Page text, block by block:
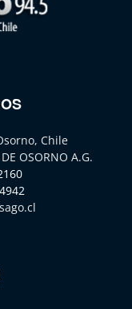
Chile
OSORNO A.G.